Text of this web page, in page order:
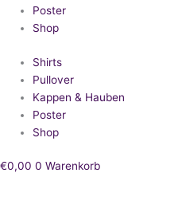
Poster
Shop
Shirts
Pullover
Kappen & Hauben
Poster
Shop
€0,00 0 Warenkorb